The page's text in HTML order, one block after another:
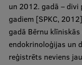
un 2012. gadā – divi
gadiem [SPKC,
gadā Bērnu
endokrinoloģijas un
reģistrēts neviens